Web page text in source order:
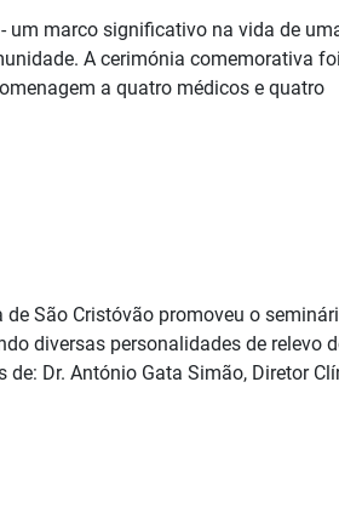
um marco significativo na vida de
A cerimónia comemorativa
a quatro médicos e quatro
São Cristóvão promoveu o
diversas personalidades de relevo
Dr. António Gata Simão, Diretor